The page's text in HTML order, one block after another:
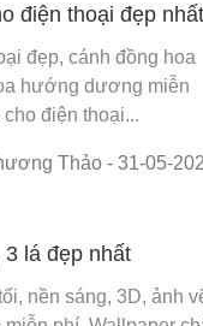
điện thoại đẹp nhất
đẹp, cánh đồng hoa
hướng dương miễn
điện thoại...
Thảo - 31-05-
lá đẹp nhất
nền sáng, 3D, ảnh